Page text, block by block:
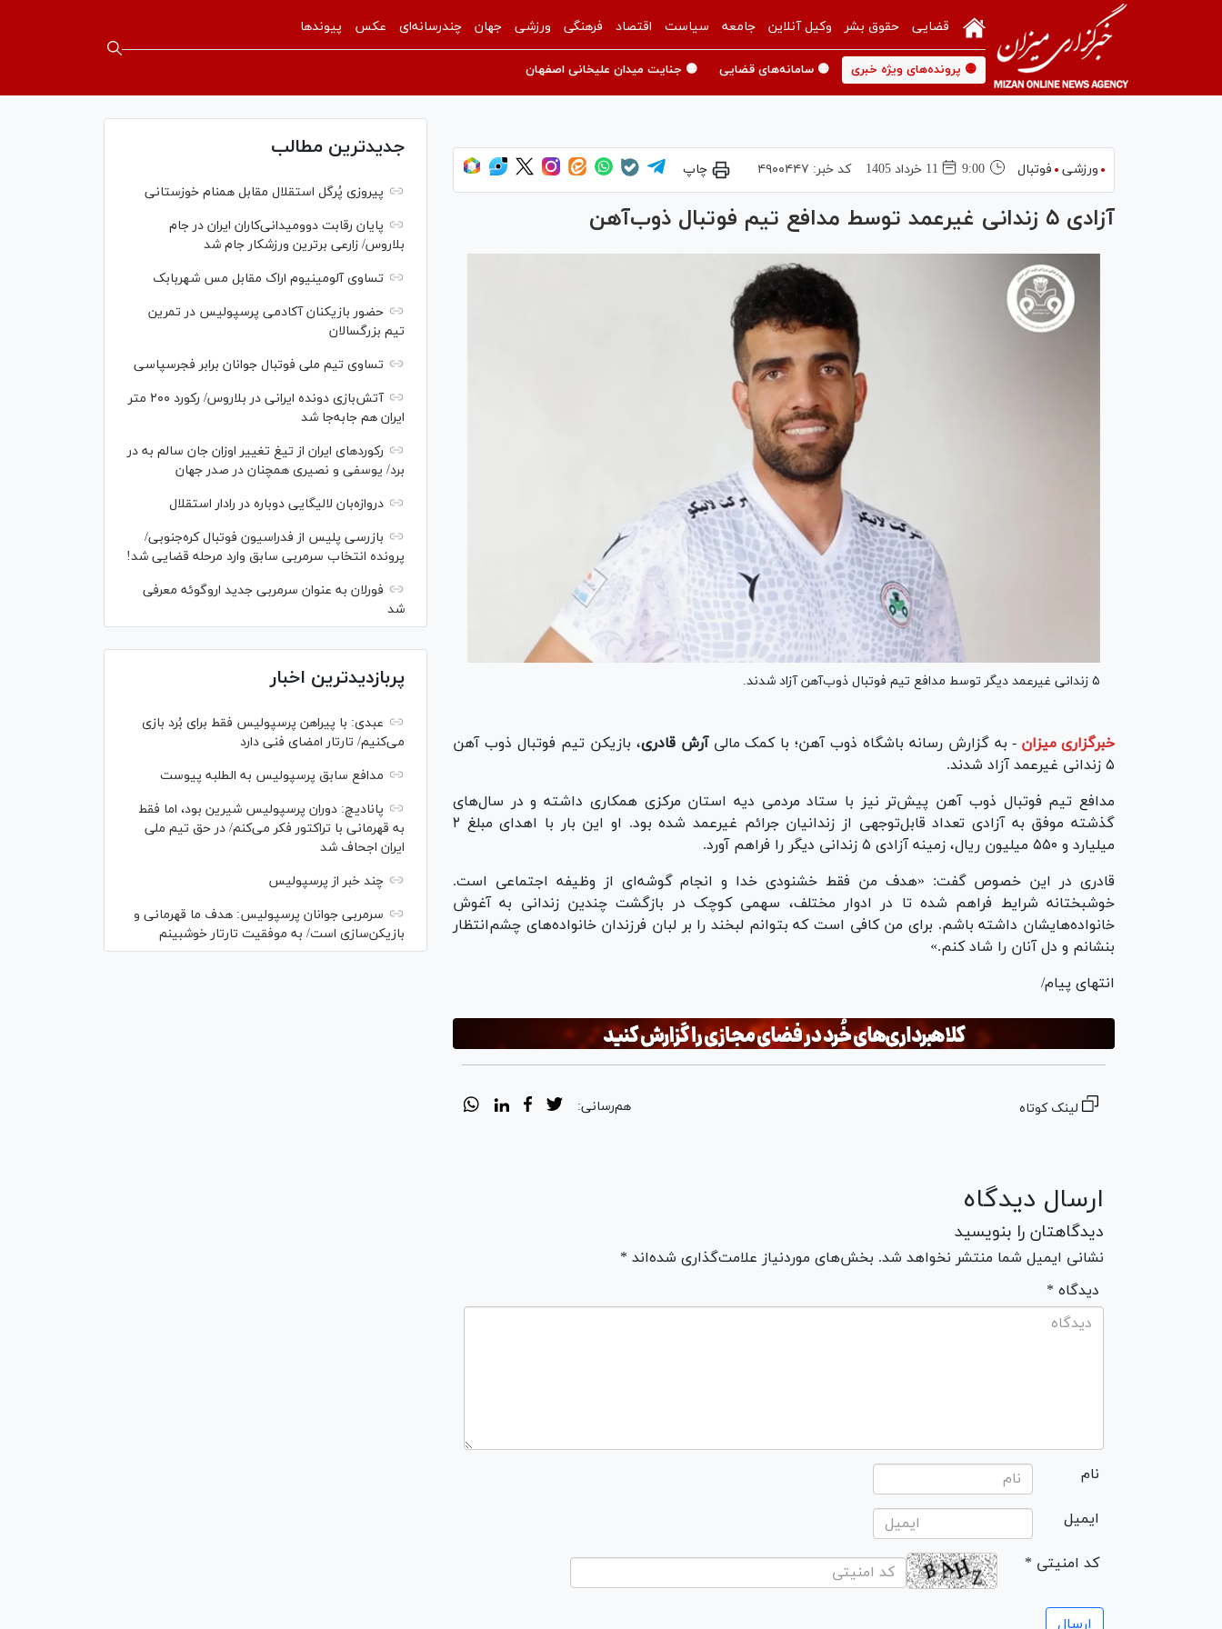
قضایی حقوق بشر وکیل آنلاین جامعه سیاست اقتصاد فرهنگی ورزشی جهان چندرسانه‌ای عکس پیوندها
🟡 پرونده‌های ویژه خبری 🟡 سامانه‌های قضایی 🟡 جنایت میدان علیخانی اصفهان
ورزشی فوتبال 9:00 11 خرداد 1405 کد خبر: ۴۹۰۰۴۴۷ چاپ
آزادی ۵ زندانی غیرعمد توسط مدافع تیم فوتبال ذوب‌آهن
۵ زندانی غیرعمد دیگر توسط مدافع تیم فوتبال ذوب‌آهن آزاد شدند.
خبرگزاری میزان - به گزارش رسانه باشگاه ذوب آهن؛ با کمک مالیآرش قادری، بازیکن تیم فوتبال ذوب آهن
۵ زندانی غیرعمد آزاد شدند.
مدافع تیم فوتبال ذوب آهن پیش‌تر نیز با ستاد مردمی دیه استان مرکزی همکاری داشته و در سال‌های
گذشته موفق به آزادی تعداد قابل‌توجهی از زندانیان جرائم غیرعمد شده بود. او این بار با اهدای مبلغ ۲
میلیارد و ۵۵۰ میلیون ریال، زمینه آزادی ۵ زندانی دیگر را فراهم آورد.
قادری در این خصوص گفت: «هدف من فقط خشنودی خدا و انجام گوشه‌ای از وظیفه اجتماعی است.
خوشبختانه شرایط فراهم شده تا در ادوار مختلف، سهمی کوچک در بازگشت چندین زندانی به آغوش
خانواده‌هایشان داشته باشم. برای من کافی است که بتوانم لبخند را بر لبان فرزندان خانواده‌های چشم‌انتظار
بنشانم و دل آنان را شاد کنم.»
انتهای پیام/
لینک کوتاه هم‌رسانی:
ارسال دیدگاه
دیدگاهتان را بنویسید
نشانی ایمیل شما منتشر نخواهد شد. بخش‌های موردنیاز علامت‌گذاری شده‌اند *
* دیدگاه
نام
ایمیل
* کد امنیتی
جدیدترین مطالب
پیروزی پُرگل استقلال مقابل همنام خوزستانی
پایان رقابت دوومیدانی‌کاران ایران در جام
بلاروس/ زارعی برترین ورزشکار جام شد
تساوی آلومینیوم اراک مقابل مس شهربابک
حضور بازیکنان آکادمی پرسپولیس در تمرین
تیم بزرگسالان
تساوی تیم ملی فوتبال جوانان برابر فجرسپاسی
آتش‌بازی دونده ایرانی در بلاروس/ رکورد ۲۰۰ متر
ایران هم جابه‌جا شد
رکورد‌های ایران از تیغ تغییر اوزان جان سالم به در
برد/ یوسفی و نصیری همچنان در صدر جهان
دروازه‌بان لالیگایی دوباره در رادار استقلال
بازرسی پلیس از فدراسیون فوتبال کره‌جنوبی/
پرونده انتخاب سرمربی سابق وارد مرحله قضایی شد!
فورلان به عنوان سرمربی جدید اروگوئه معرفی
شد
پربازدیدترین اخبار
عبدی: با پیراهن پرسپولیس فقط برای بُرد بازی
می‌کنیم/ تارتار امضای فنی دارد
مدافع سابق پرسپولیس به الطلبه پیوست
پانادیچ: دوران پرسپولیس شیرین بود، اما فقط
به قهرمانی با تراکتور فکر می‌کنم/ در حق تیم ملی
ایران اجحاف شد
چند خبر از پرسپولیس
سرمربی جوانان پرسپولیس: هدف ما قهرمانی و
بازیکن‌سازی است/ به موفقیت تارتار خوشبینم